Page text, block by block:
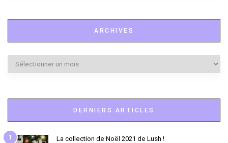
ARCHIVES
Archives
DERNIERS ARTICLES
1 La collection de Noël 2021 de Lush !